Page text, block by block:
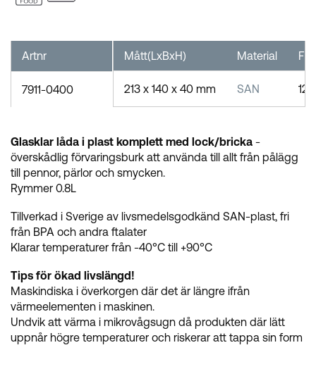
Mått(LxBxH) Material FP
213 x 140 x 40 mm SAN 12
Artnr
7911-0400
Glasklar låda i plast komplett med lock/bricka -
överskådlig förvaringsburk att använda till allt från pålägg
till pennor, pärlor och smycken.
Rymmer 0.8L
Tillverkad i Sverige av livsmedelsgodkänd SAN-plast, fri
från BPA och andra ftalater
Klarar temperaturer från -40°C till +90°C
Tips för ökad livslängd!
Maskindiska i överkorgen där det är längre ifrån
värmeelementen i maskinen.
Undvik att värma i mikrovågsugn då produkten där lätt
uppnår högre temperaturer och riskerar att tappa sin form